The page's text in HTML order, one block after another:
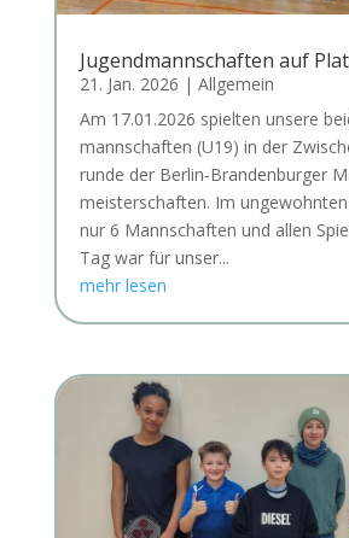
Jugendmannschaften auf
21. Jan. 2026 | Allgemein
Am 17.01.2026 spiel­ten unse­re
mann­schaf­ten (U19) in der
run­de der Ber­lin-Bran­den­bur­ger
meis­ter­schaf­ten. Im
nur 6 Mann­schaf­ten und allen
Tag war für unser...
mehr lesen